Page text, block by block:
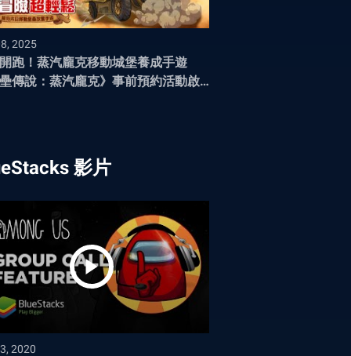
2025
跑！蒸汽龐克移動城堡養成手遊
壘傳說：蒸汽龐克》事前預約活動啟
影片
2020